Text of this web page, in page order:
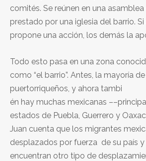
comités. Se reúnen en una
prestado por una iglesia del barrio.
propone una acción, los demás la
Todo esto pasa en una zona
como “el barrio”. Antes, la mayoría
puertorriqueños, y ahora tambi
én hay muchas mexicanas
estados de Puebla, Guerrero y
Juan cuenta que los migrantes
desplazados por fuerza de su país y
encuentran otro tipo de